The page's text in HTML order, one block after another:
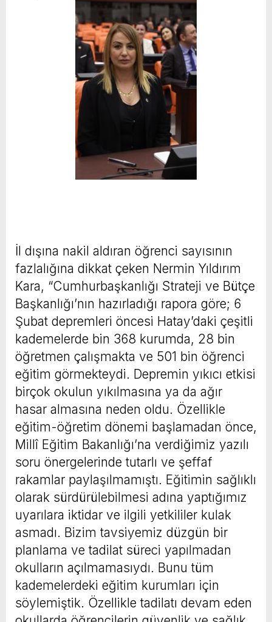
İl dışına nakil aldıran öğrenci sayısının
fazlalığına dikkat çeken Nermin Yıldırım
Kara, “Cumhurbaşkanlığı Strateji ve Bütçe
Başkanlığı’nın hazırladığı rapora göre; 6
Şubat depremleri öncesi Hatay’daki çeşitli
kademelerde bin 368 kurumda, 28 bin
öğretmen çalışmakta ve 501 bin öğrenci
eğitim görmekteydi. Depremin yıkıcı etkisi
birçok okulun yıkılmasına ya da ağır
hasar almasına neden oldu. Özellikle
eğitim-öğretim dönemi başlamadan önce,
Millî Eğitim Bakanlığı’na verdiğimiz yazılı
soru önergelerinde tutarlı ve şeffaf
rakamlar paylaşılmamıştı. Eğitimin sağlıklı
olarak sürdürülebilmesi adına yaptığımız
uyarılara iktidar ve ilgili yetkililer kulak
asmadı. Bizim tavsiyemiz düzgün bir
planlama ve tadilat süreci yapılmadan
okulların açılmamasıydı. Bunu tüm
kademelerdeki eğitim kurumları için
söylemiştik. Özellikle tadilatı devam eden